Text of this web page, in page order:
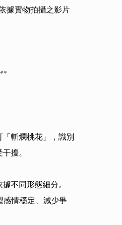
據實物拍攝之影片
斬爛桃花」，識別
擾。
不同形態細分。
感情穩定、減少爭